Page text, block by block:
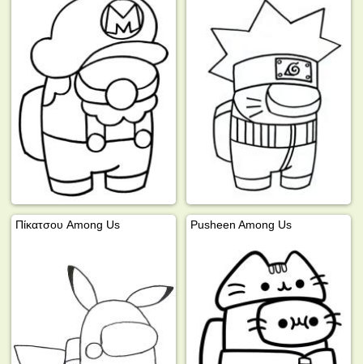
Πίκατσου Among Us Pusheen Among Us